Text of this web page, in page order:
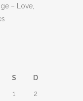
– Love,
S
D
1
2